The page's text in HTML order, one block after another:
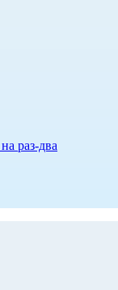
раз-два